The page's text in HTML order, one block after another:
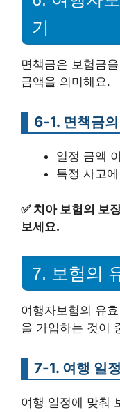
기
면책금은 보험금
금액을 의미해요.
6-1. 면책금
일정 금액
특정 사고
✅ 치아 보험의 보
보세요.
7. 보험의
여행자보험의 유
을 가입하는 것이
7-1. 여행 일
여행 일정에 맞춰